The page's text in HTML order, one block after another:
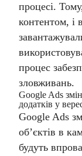
процесі.
контентом, і
процес
зловживань.
Google Ads
додатків у
Google Ads
об’єктів в
будуть